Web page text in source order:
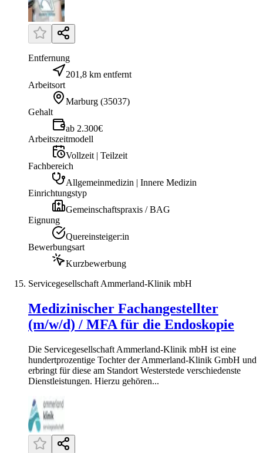
Entfernung
201,8 km entfernt
Arbeitsort
Marburg (35037)
Gehalt
ab 2.300€
Arbeitszeitmodell
Vollzeit | Teilzeit
Fachbereich
Allgemeinmedizin | Innere Medizin
Einrichtungstyp
Gemeinschaftspraxis / BAG
Eignung
Quereinsteiger:in
Bewerbungsart
Kurzbewerbung
Servicegesellschaft Ammerland-Klinik mbH
Medizinischer Fachangestellter
(m/w/d) / MFA für die Endoskopie
Die Servicegesellschaft Ammerland-Klinik mbH ist eine
hundertprozentige Tochter der Ammerland-Klinik GmbH und
erbringt für diese am Standort Westerstede verschiedenste
Dienstleistungen. Hierzu gehören...